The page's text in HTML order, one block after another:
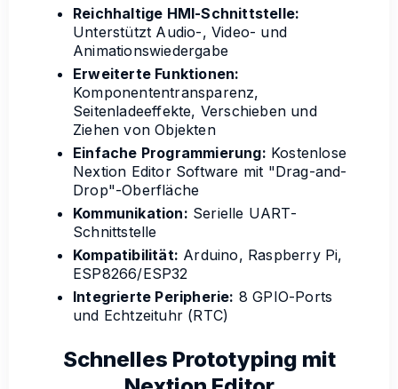
Reichhaltige HMI-Schnittstelle:
Unterstützt Audio-, Video- und
Animationswiedergabe
Erweiterte Funktionen:
Komponententransparenz,
Seitenladeeffekte, Verschieben und
Ziehen von Objekten
Einfache Programmierung: Kostenlose
Nextion Editor Software mit "Drag-and-
Drop"-Oberfläche
Kommunikation: Serielle UART-
Schnittstelle
Kompatibilität: Arduino, Raspberry Pi,
ESP8266/ESP32
Integrierte Peripherie: 8 GPIO-Ports
und Echtzeituhr (RTC)
Schnelles Prototyping mit